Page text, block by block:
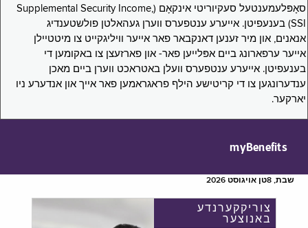
סאָפּלעמענטעל סעקיוריטי אינקאָם (Supplemental Security Income,
SSI) בענעפיטן. אייערע ענטפערס ווערן געהאלטן פולשטענדיג
אנאנים, און מיר זענען דאנקבאר פאר אייער וויליגקייט צו מיטטיילן
אייער ערפארונג ביים אפּלייען פאר- און פארזעצן צו באקומען די
בענעפיטן. אייערע ענטפערס וועלן באטראכט ווערן ביים מאכן
ענדערונגען צו די קריטישע הילף פראגראמען פאר אייך און אנדערע ניו
יארקער.
myBenefits
שבת, 8טן אויגוסט 2026
צוריקקערנדע
באנוצער